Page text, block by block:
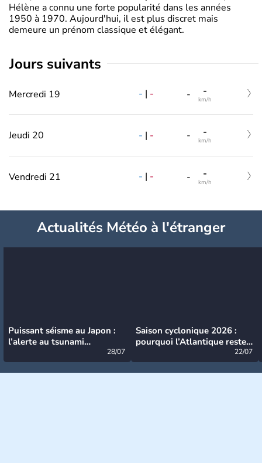
Hélène a connu une forte popularité dans les années
1950 à 1970. Aujourd'hui, il est plus discret mais
demeure un prénom classique et élégant.
jours suivants
Mercredi 19 - | - - -
km/h
Jeudi 20 - | - - -
km/h
Vendredi 21 - | - - -
km/h
Actualités Météo à l'étranger
Puissant séisme au Japon :
l’alerte au tsunami
28/07
Saison cyclonique 2026 :
pourquoi l’Atlantique reste
22/07